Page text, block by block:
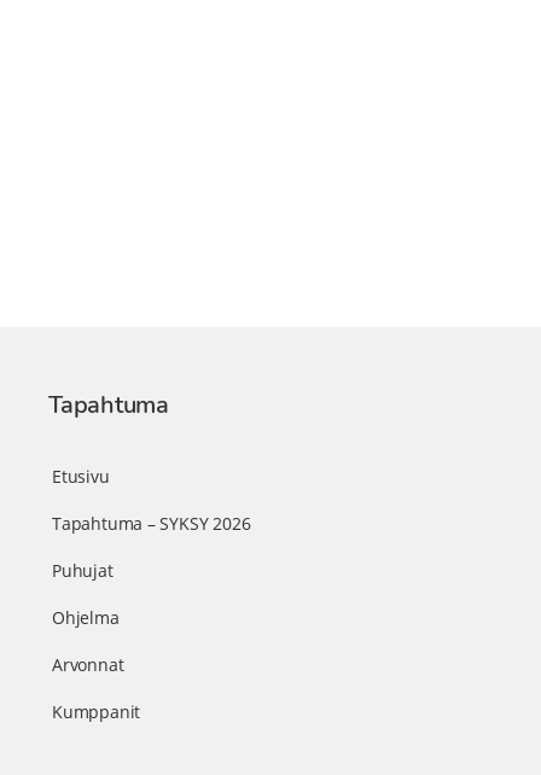
Tapahtuma
Etusivu
Tapahtuma – SYKSY 2026
Puhujat
Ohjelma
Arvonnat
Kumppanit